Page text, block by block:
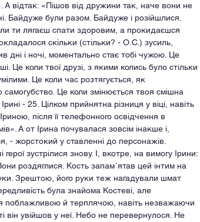
відтак: «Пішов від дружини так, наче вони не
Байдуже були разом. Байдуже і розійшлися.
ти лягаєш спати здоровим, а прокидаєшся
скільки (стільки? - О.С.) зусиль,
і ночі, моментально стає тобі чужою. Це
Це коли твої друзі, з якими колись було стільки
Це коли час розтягується, як
Це коли змінюється твоя смішна
- 25. Цілком прийнятна різниця у віці, навіть
після її телефонного освідчення в
А от Ірина почувалася зовсім інакше і,
- жорстокий у ставленні до персонажів.
зустрілися знову. І, вкотре, на вимогу Ірини:
роздяглися. Кость запам´ятав цей інтим на
Зрештою, його руки теж нагадували шмат
була знайома Костеві, але
поблажливою й терплячою, навіть незважаючи
він увійшов у неї. Небо не перевернулося. Не